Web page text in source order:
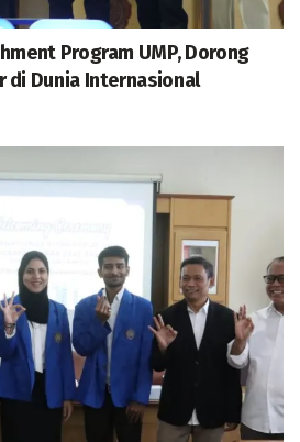
Program UMP, Dorong
di Dunia Internasional